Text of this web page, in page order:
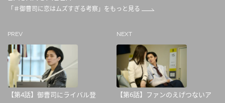
「＃御曹司に恋はムズすぎる考察」をもっと見る
PREV
【第4話】御曹司にライバル登
NEXT
【第6話】ファンのえげつないア